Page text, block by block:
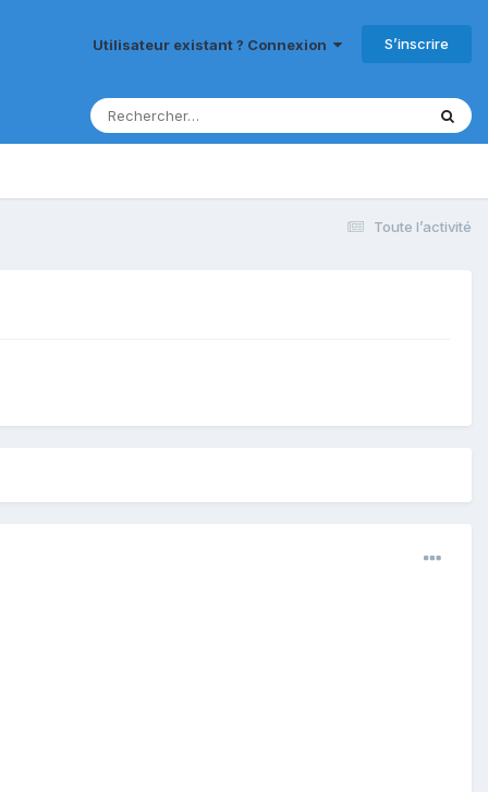
Utilisateur existant ? Connexion S’inscrire
Toute l’activité